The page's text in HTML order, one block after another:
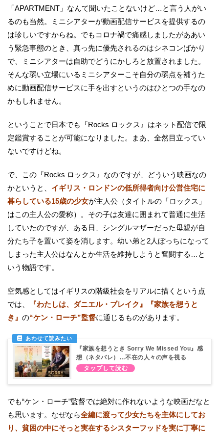
「APARTMENT」なんて聞いたことないけど…と言う人がい
るのも当然。ミニシアターが動画配信サービスを提供するの
は珍しいですからね。でもコロナ禍で痛感しましたがああい
う緊急事態のとき、真っ先に優先されるのはシネコンばかり
で、ミニシアターは自助でどうにかしろと放置されました。
そんな弱い立場にいるミニシアターこそ自分の弱点を補うた
めに動画配信サービスに手を出すというのはひとつの手なの
かもしれません。
ということで日本でも『Rocks ロックス』はネット配信で限
定鑑賞することが可能になりました。まあ、全然目立ってい
ないですけどね。
で、この『Rocks ロックス』なのですが、どういう映画なの
かというと、 イギリス・ロンドンの低所得者向け公営住宅に
暮らしている15歳の少女が主人公（タイトルの「ロックス」
はこの主人公の愛称）。その子は友達に囲まれて普通に生活
していたのですが、ある日、シングルマザーだった母親が自
分たち子を置いて姿を消します。幼い弟と2人ぼっちになって
しまった主人公はなんとか生活を維持しようと奮闘する…と
いう物語です。
空気感としてはイギリスの階級社会をリアルに描くという点
では、
『わたしは、ダニエル・ブレイク』『家族を想うと
き』 の“ケン・ローチ”監督に通じるものがあります。
『家族を想うとき Sorry We Missed You』感
想（ネタバレ）…不在の人々の声を視る
でも“ケン・ローチ”監督では絶対に作れないような映画だなと
も思います。なぜなら全編に渡って少女たちを主体にしてお
り、貧困の中にそっと実在するシスターフッドを実に丁寧に